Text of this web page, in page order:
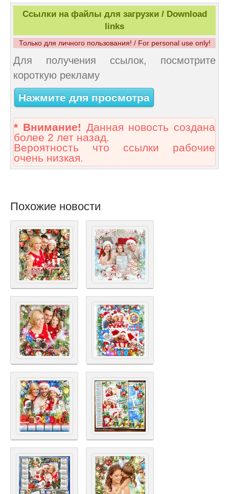
Ссылки на файлы для загрузки / Download
links
Только для личного пользования! / For personal use only!
Для получения ссылок, посмотрите
короткую рекламу
Нажмите для просмотра
* Внимание! Данная новость создана
более 2 лет назад.
Вероятность что ссылки рабочие
очень низкая.
Похожие новости